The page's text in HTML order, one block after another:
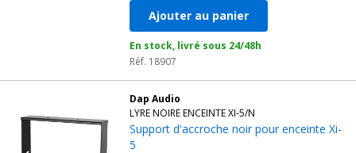
Ajouter au panier
En stock, livré sous 24/48h
Réf. 18907
Dap Audio
LYRE NOIRE ENCEINTE XI-5/N
Support d'accroche noir pour enceinte Xi-
5